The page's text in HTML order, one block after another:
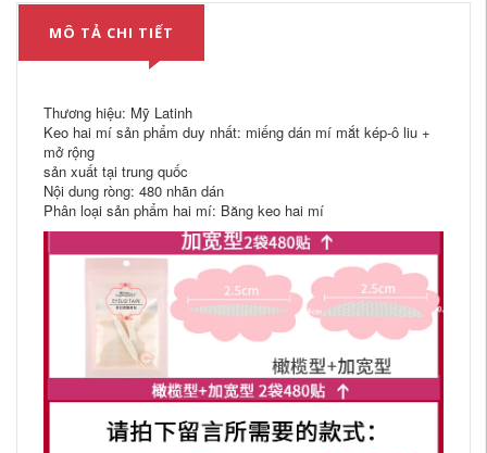
MÔ TẢ CHI TIẾT
Thương hiệu: Mỹ Latinh
Keo hai mí sản phẩm duy nhất: miếng dán mí mắt kép-ô liu +
mở rộng
sản xuất tại trung quốc
Nội dung ròng: 480 nhãn dán
Phân loại sản phẩm hai mí: Băng keo hai mí